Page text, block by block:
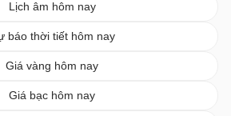
Lịch âm hôm nay
báo thời tiết hôm nay
Giá vàng hôm nay
Giá bạc hôm nay